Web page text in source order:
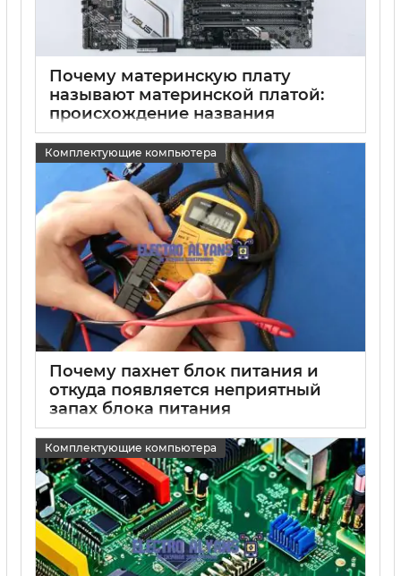
Почему материнскую плату
называют материнской платой:
происхождение названия
Комплектующие компьютера
Почему пахнет блок питания и
откуда появляется неприятный
запах блока питания
Комплектующие компьютера